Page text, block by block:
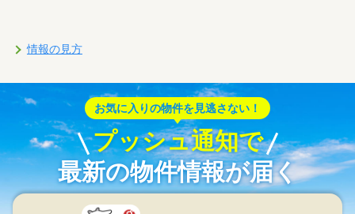
情報の見方
お気に入りの物件を見逃さない！
プッシュ通知で
最新の物件情報が届く